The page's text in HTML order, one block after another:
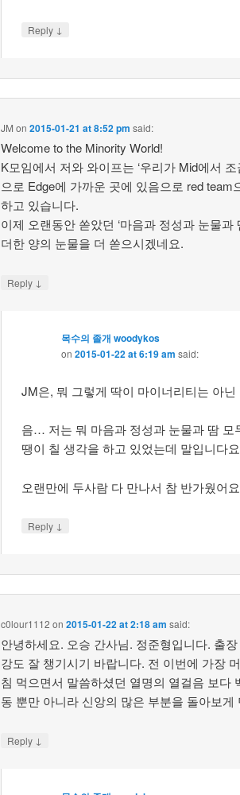
Reply ↓
JM on2015-01-21 at 8:52 pm said:
Welcome to the Minority World!
K모임에서 저와 와이프는 ‘우리가 Mid에서
으로 Edge에 가까운 곳에 있음으로 red team
하고 있습니다.
이제 오랜동안 쏟았던 ‘마음과 정성과 눈물과
더한 양의 눈물을 더 쏟으시겠네요.
Reply ↓
목수의 졸개 woodykos
on 2015-01-22 at 6:19 am said:
JM은, 뭐 그렇게 딱이 마이너리티는 아
음… 저는 뭐 마음과 정성과 눈물과 땀 모
땡이 칠 생각을 하고 있었는데 말입니다
오랜만에 두사람 다 만나서 참 반가웠어
Reply ↓
c0lour1112 on2015-01-22 at 2:18 am said:
안녕하세요. 오승 간사님. 정준형입니다. 출
강도 잘 챙기시기 바랍니다. 전 이번에 가장
침 먹으면서 말씀하셨던 열명의 열걸음 보다
동 뿐만 아니라 신앙의 많은 부분을 돌아보게
Reply ↓